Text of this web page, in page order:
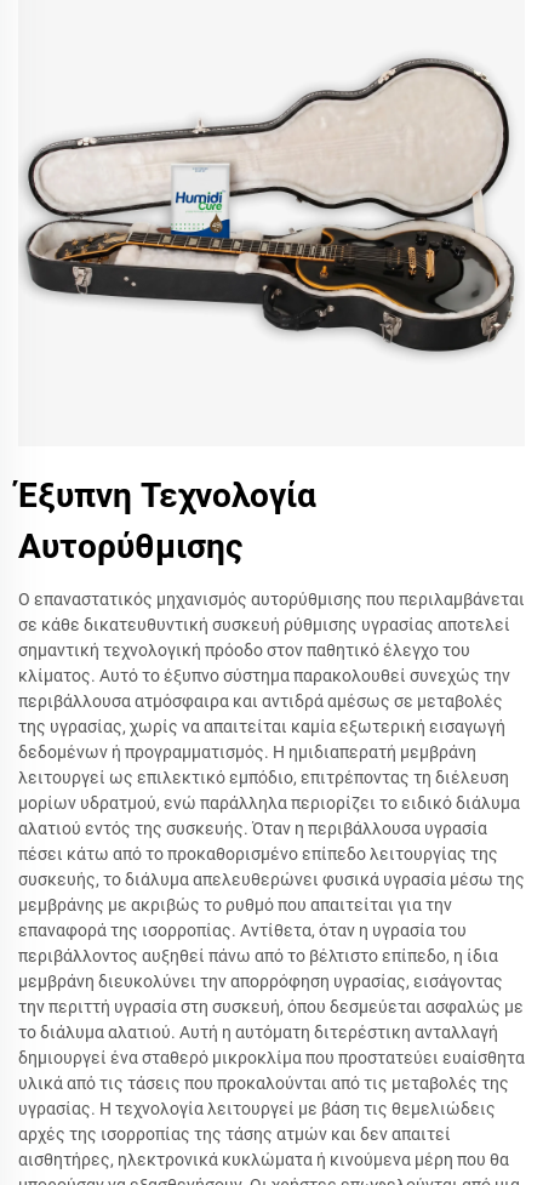
Έξυπνη Τεχνολογία
Αυτορύθμισης
Ο επαναστατικός μηχανισμός αυτορύθμισης που περιλαμβάνεται
σε κάθε δικατευθυντική συσκευή ρύθμισης υγρασίας αποτελεί
σημαντική τεχνολογική πρόοδο στον παθητικό έλεγχο του
κλίματος. Αυτό το έξυπνο σύστημα παρακολουθεί συνεχώς την
περιβάλλουσα ατμόσφαιρα και αντιδρά αμέσως σε μεταβολές
της υγρασίας, χωρίς να απαιτείται καμία εξωτερική εισαγωγή
δεδομένων ή προγραμματισμός. Η ημιδιαπερατή μεμβράνη
λειτουργεί ως επιλεκτικό εμπόδιο, επιτρέποντας τη διέλευση
μορίων υδρατμού, ενώ παράλληλα περιορίζει το ειδικό διάλυμα
αλατιού εντός της συσκευής. Όταν η περιβάλλουσα υγρασία
πέσει κάτω από το προκαθορισμένο επίπεδο λειτουργίας της
συσκευής, το διάλυμα απελευθερώνει φυσικά υγρασία μέσω της
μεμβράνης με ακριβώς το ρυθμό που απαιτείται για την
επαναφορά της ισορροπίας. Αντίθετα, όταν η υγρασία του
περιβάλλοντος αυξηθεί πάνω από το βέλτιστο επίπεδο, η ίδια
μεμβράνη διευκολύνει την απορρόφηση υγρασίας, εισάγοντας
την περιττή υγρασία στη συσκευή, όπου δεσμεύεται ασφαλώς με
το διάλυμα αλατιού. Αυτή η αυτόματη διτερέστικη ανταλλαγή
δημιουργεί ένα σταθερό μικροκλίμα που προστατεύει ευαίσθητα
υλικά από τις τάσεις που προκαλούνται από τις μεταβολές της
υγρασίας. Η τεχνολογία λειτουργεί με βάση τις θεμελιώδεις
αρχές της ισορροπίας της τάσης ατμών και δεν απαιτεί
αισθητήρες, ηλεκτρονικά κυκλώματα ή κινούμενα μέρη που θα